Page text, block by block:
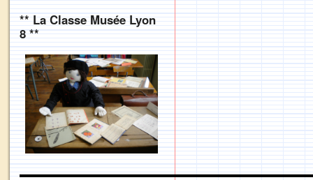
** La Classe Musée Lyon
8 **